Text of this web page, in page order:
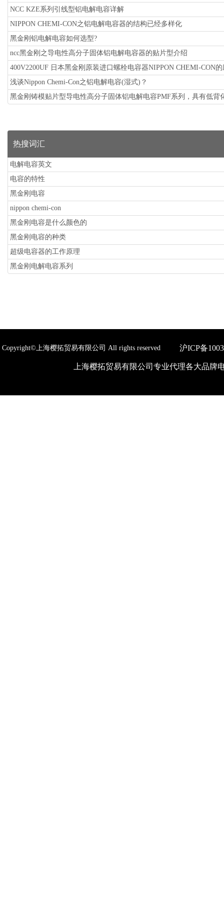
NCC KZE系列引线型铝电解电容详解
NIPPON CHEMI-CON之铝电解电容器的结构已经多样化
黑金刚铝电解电容如何选型?
ncc黑金刚之导电性高分子固体铝电解电容器的贴片型介绍
400V2200UF 日本黑金刚原装进口螺栓电容器NIPPON CHEMI-CON
浅谈Nippon Chemi-Con之铝电解电容(湿式)？
黑金刚铸模贴片型导电性高分子固体铝电解电容PMF系列，具有低背
热搜词汇
电解电容英文
电容的特性
黑金刚电容
nippon chemi-con
黑金刚电容是什么颜色的
黑金刚电容的种类
超级电容器的工作原理
黑金刚电解电容系列
Copyright©上海樱拓贸易有限公司 All rights reserved 沪ICP备
上海樱拓贸易有限公司专业代理各大品